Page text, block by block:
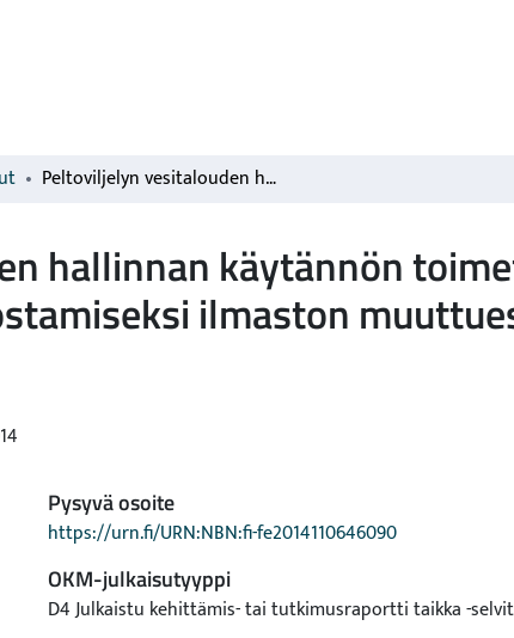
Peltoviljelyn vesitalouden hallinnan käytännön toimet energian ja ravinteiden käytön tehostamiseksi ilmaston muuttuesa : VEHMAS 2011-2014, loppuraportti
hallinnan käytännön
ilmaston
Pysyvä osoite
https://urn.fi/URN:NBN:fi-fe2014110646090
OKM-julkaisutyyppi
D4 Julkaistu kehittämis- tai tutkimusraportti taikka -